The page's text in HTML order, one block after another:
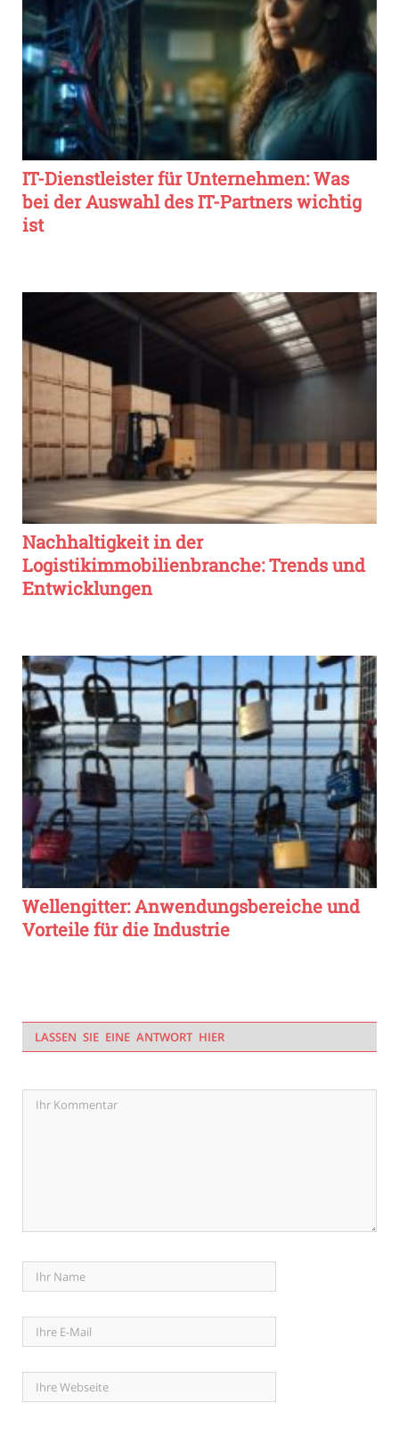
IT-Dienstleister für Unternehmen: Was
bei der Auswahl des IT-Partners wichtig
ist
Nachhaltigkeit in der
Logistikimmobilienbranche: Trends und
Entwicklungen
Wellengitter: Anwendungsbereiche und
Vorteile für die Industrie
LASSEN SIE EINE ANTWORT HIER